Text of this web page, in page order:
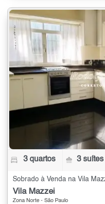
3 quartos 3 suítes
Sobrado à Venda na Vila
Vila Mazzei
Zona Norte - São Paulo